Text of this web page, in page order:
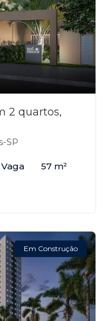
2 quartos,
SP
Vaga 57 m²
Em Construção